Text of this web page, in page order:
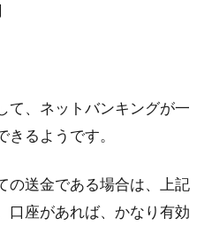
て、ネットバンキングが一
るようです。
の送金である場合は、上記
口座があれば、かなり有効